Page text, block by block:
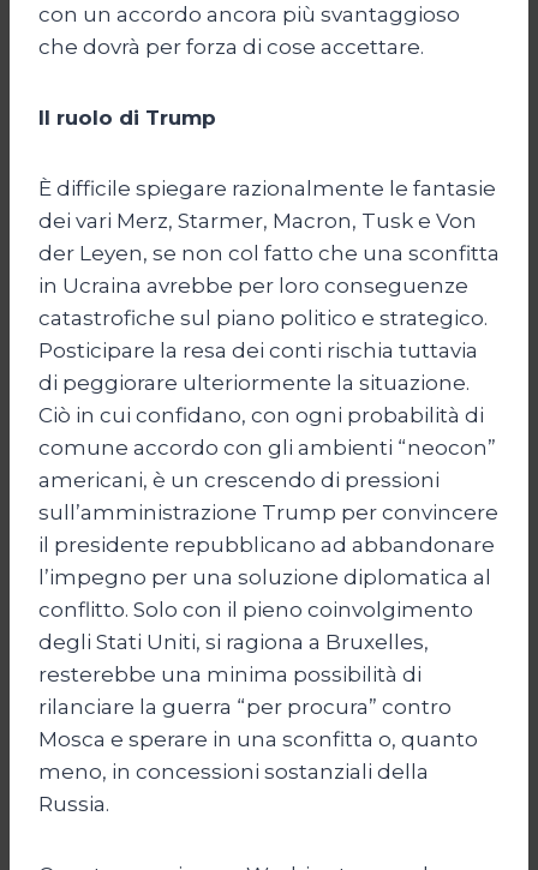
con un accordo ancora più svantaggioso
che dovrà per forza di cose accettare.
Il ruolo di Trump
È difficile spiegare razionalmente le fantasie
dei vari Merz, Starmer, Macron, Tusk e Von
der Leyen, se non col fatto che una sconfitta
in Ucraina avrebbe per loro conseguenze
catastrofiche sul piano politico e strategico.
Posticipare la resa dei conti rischia tuttavia
di peggiorare ulteriormente la situazione.
Ciò in cui confidano, con ogni probabilità di
comune accordo con gli ambienti “neocon”
americani, è un crescendo di pressioni
sull’amministrazione Trump per convincere
il presidente repubblicano ad abbandonare
l’impegno per una soluzione diplomatica al
conflitto. Solo con il pieno coinvolgimento
degli Stati Uniti, si ragiona a Bruxelles,
resterebbe una minima possibilità di
rilanciare la guerra “per procura” contro
Mosca e sperare in una sconfitta o, quanto
meno, in concessioni sostanziali della
Russia.